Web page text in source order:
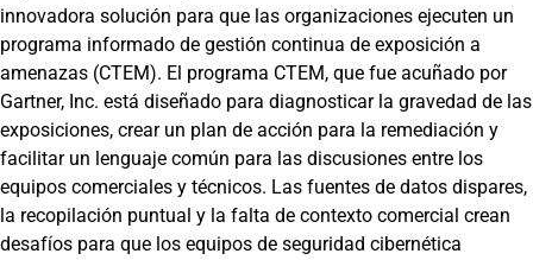
innovadora solución para que las organizaciones ejecuten un
programa informado de gestión continua de exposición a
amenazas (CTEM). El programa CTEM, que fue acuñado por
Gartner, Inc. está diseñado para diagnosticar la gravedad de las
exposiciones, crear un plan de acción para la remediación y
facilitar un lenguaje común para las discusiones entre los
equipos comerciales y técnicos. Las fuentes de datos dispares,
la recopilación puntual y la falta de contexto comercial crean
desafíos para que los equipos de seguridad cibernética